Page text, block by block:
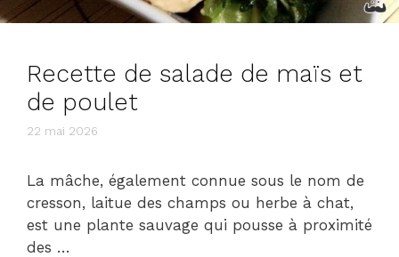
Recette de salade de maïs et
de poulet
22 mai 2026
La mâche, également connue sous le nom de
cresson, laitue des champs ou herbe à chat,
est une plante sauvage qui pousse à proximité
des …